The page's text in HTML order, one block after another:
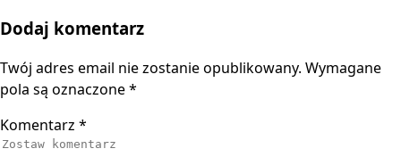
Dodaj komentarz
Twój adres email nie zostanie opublikowany. Wymagane
pola są oznaczone*
Komentarz *